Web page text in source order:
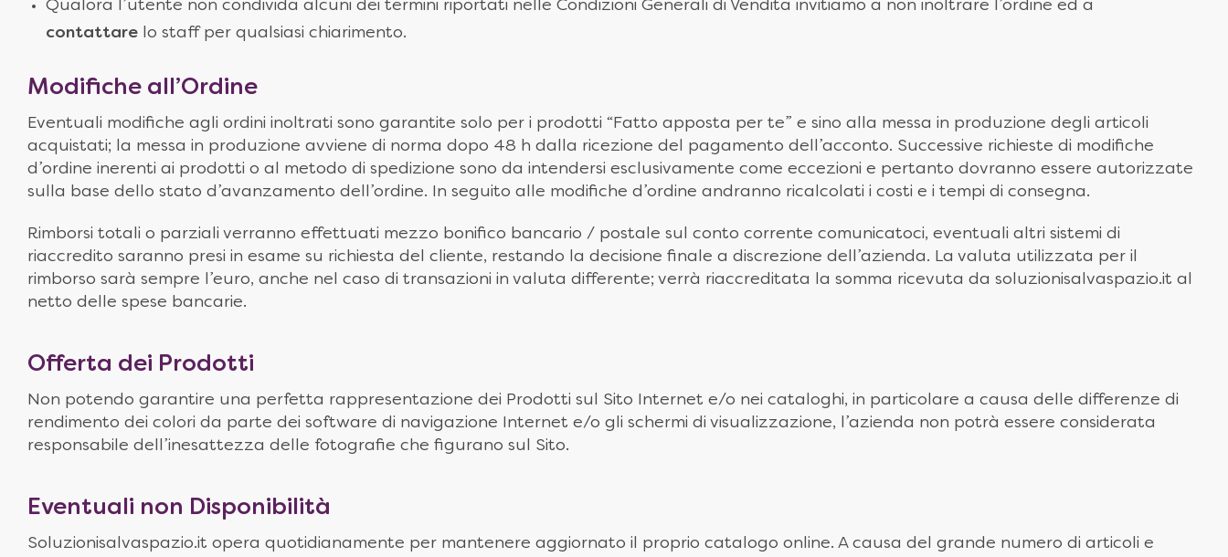
Qualora l’utente non condivida alcuni dei termini riportati nelle Condizioni Generali di Vendita invitiamo a non inoltrare l’ordine ed a
contattare lo staff per qualsiasi chiarimento.
Modifiche all’Ordine
Eventuali modifiche agli ordini inoltrati sono garantite solo per i prodotti “Fatto apposta per te” e sino alla messa in produzione degli articoli
acquistati; la messa in produzione avviene di norma dopo 48 h dalla ricezione del pagamento dell’acconto. Successive richieste di modifiche
d’ordine inerenti ai prodotti o al metodo di spedizione sono da intendersi esclusivamente come eccezioni e pertanto dovranno essere autorizzate
sulla base dello stato d’avanzamento dell’ordine. In seguito alle modifiche d’ordine andranno ricalcolati i costi e i tempi di consegna.
Rimborsi totali o parziali verranno effettuati mezzo bonifico bancario / postale sul conto corrente comunicatoci, eventuali altri sistemi di
riaccredito saranno presi in esame su richiesta del cliente, restando la decisione finale a discrezione dell’azienda. La valuta utilizzata per il
rimborso sarà sempre l’euro, anche nel caso di transazioni in valuta differente; verrà riaccreditata la somma ricevuta da soluzionisalvaspazio.it al
netto delle spese bancarie.
Offerta dei Prodotti
Non potendo garantire una perfetta rappresentazione dei Prodotti sul Sito Internet e/o nei cataloghi, in particolare a causa delle differenze di
rendimento dei colori da parte dei software di navigazione Internet e/o gli schermi di visualizzazione, l’azienda non potrà essere considerata
responsabile dell’inesattezza delle fotografie che figurano sul Sito.
Eventuali non Disponibilità
Soluzionisalvaspazio.it opera quotidianamente per mantenere aggiornato il proprio catalogo online. A causa del grande numero di articoli e